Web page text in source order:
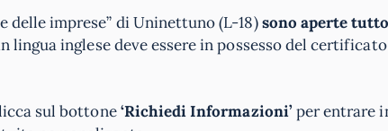
delle imprese” di Uninettuno (L-18)sono aperte
lingua inglese deve essere in possesso del
sul bottone‘Richiedi Informazioni’per entrare